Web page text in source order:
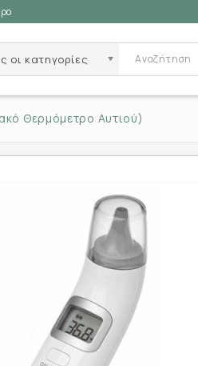
οι κατηγορίες
Θερμόμετρο Αυτιού)